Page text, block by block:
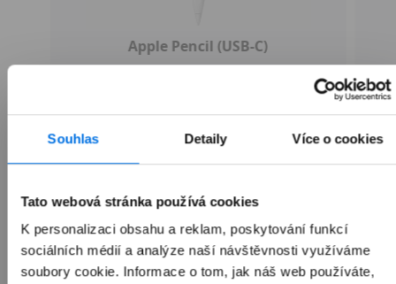
Souhlas Detaily Více o cookies
Tato webová stránka používá cookies
K personalizaci obsahu a reklam, poskytování funkcí
sociálních médií a analýze naší návštěvnosti využíváme
soubory cookie. Informace o tom, jak náš web používáte,
Apple Pencil (USB-C)